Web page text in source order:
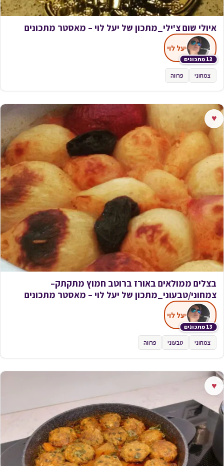
איולי שום צ'ילי_מתכון של יעל לוי – מאסטר מתכונים
13 מתכונים
יעל לוי
צמחוני פרווה
♥
בצלים ממולאים באורז ברוטב חמוץ מתקתק–
צמחוני/טבעוני_מתכון של יעל לוי – מאסטר מתכונים
13 מתכונים
יעל לוי
צמחוני טבעוני פרווה
♥